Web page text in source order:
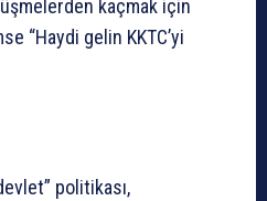
kaçmak için
“Haydi gelin KKTC’yi
politikası,